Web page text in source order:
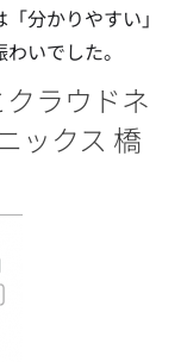
分かりやすい」
いでした。
ラウドネ
ックス 橋